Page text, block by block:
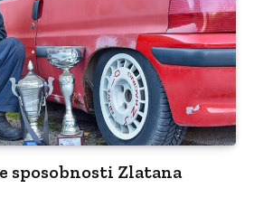
sposobnosti Zlatana